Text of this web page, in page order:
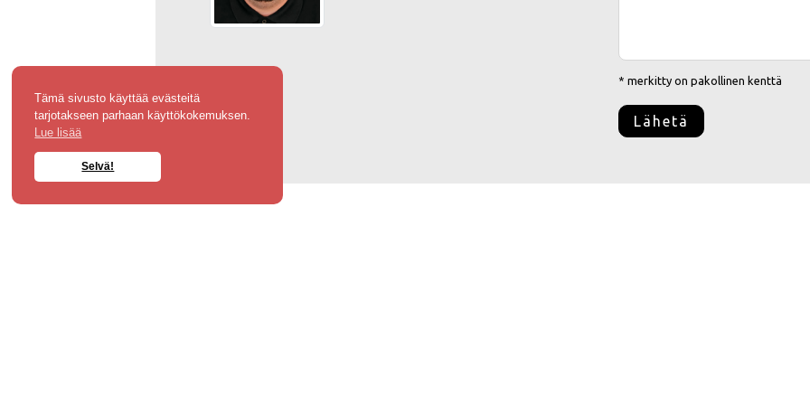
Tämä sivusto käyttää evästeitä
tarjotakseen parhaan käyttökokemuksen.
Lue lisää
Selvä!
* merkitty on pakollinen kenttä